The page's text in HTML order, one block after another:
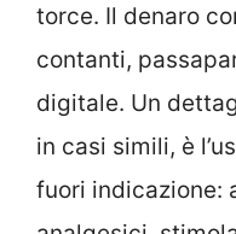
torce. Il denaro
contanti,
digitale. Un
in casi simili, è
fuori indicazione: